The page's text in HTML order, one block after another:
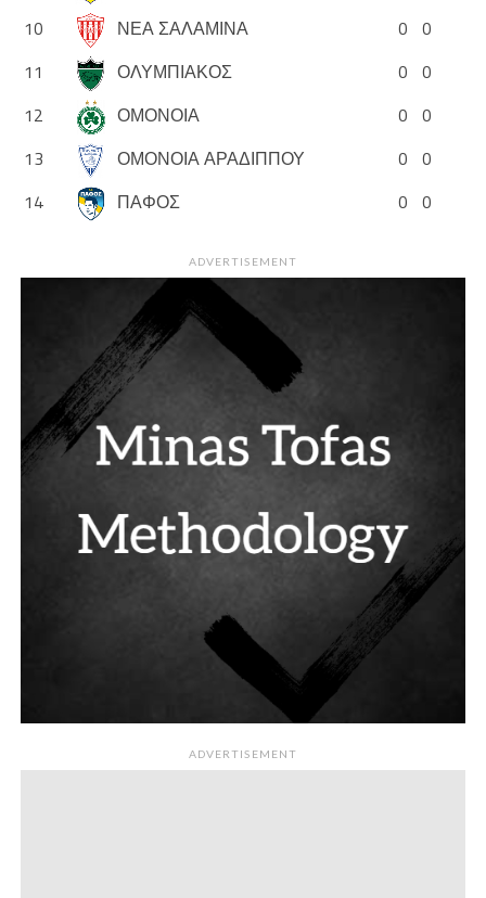
10
ΝΕΑ ΣΑΛΑΜΙΝΑ 0 0
11
ΟΛΥΜΠΙΑΚΟΣ 0 0
12
ΟΜΟΝΟΙΑ 0 0
13
ΟΜΟΝΟΙΑ ΑΡΑΔΙΠΠΟΥ 0 0
14
ΠΑΦΟΣ 0 0
ADVERTISEMENT
ADVERTISEMENT